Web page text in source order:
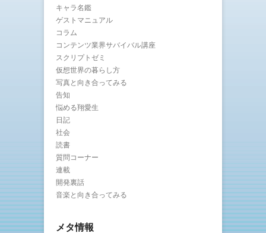
キャラ名鑑
ゲストマニュアル
コラム
コンテンツ業界サバイバル講座
スクリプトゼミ
仮想世界の暮らし方
写真と向き合ってみる
告知
悩める翔愛生
日記
社会
読書
質問コーナー
連載
開発裏話
音楽と向き合ってみる
メタ情報